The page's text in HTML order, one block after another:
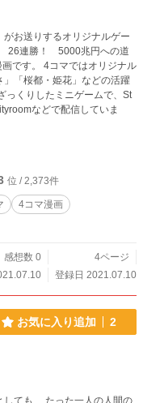
お送りするオリジナルゲー
26連勝！ 5000兆円への道
オリジナル
「桜都・姫花」などの活躍
っくりしたミニゲームで、St
などで配信していま
位 / 2,373件
4コマ漫画
感想数 0
4ページ
登録日 2021.07.10
お気に入り追加 2
しても たった一人の人間の